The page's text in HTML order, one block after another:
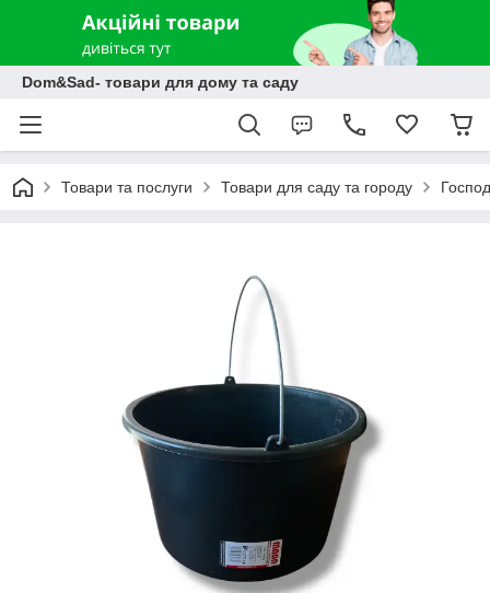
Dom&Sad- товари для дому та саду
Товари та послуги Товари для саду та городу